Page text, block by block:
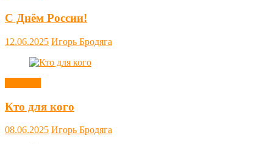
С Днём России!
12.06.2025 Игорь Бродяга
Кто для кого
08.06.2025 Игорь Бродяга